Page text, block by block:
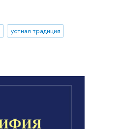
устная традиция